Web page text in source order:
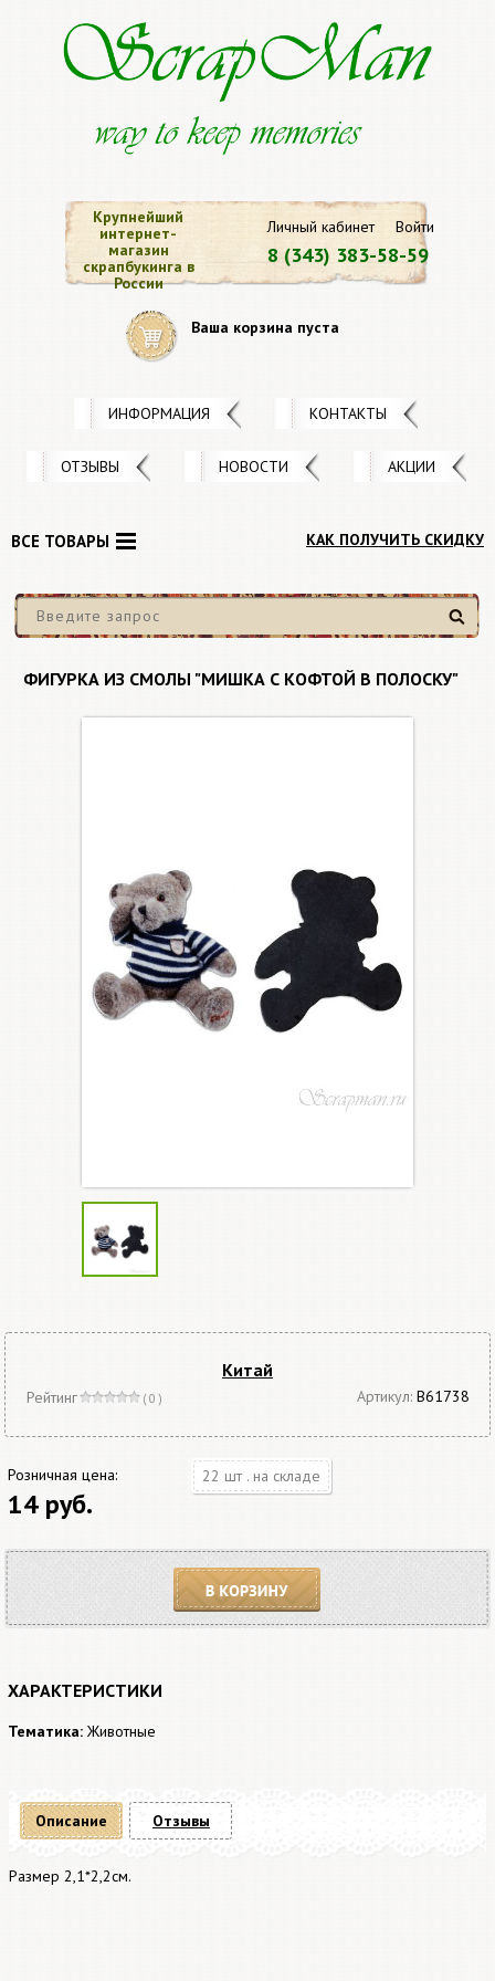
Личный кабинет Войти
8 (343) 383-58-59
Крупнейший
интернет-
магазин
скрапбукинга в
России
Ваша корзина пуста
ИНФОРМАЦИЯ КОНТАКТЫ
ОТЗЫВЫ НОВОСТИ АКЦИИ
КАК ПОЛУЧИТЬ СКИДКУ
Найти
ВСЕ ТОВАРЫ
ФИГУРКА ИЗ СМОЛЫ "МИШКА С КОФТОЙ В ПОЛОСКУ"
Китай
Рейтинг ( 0 ) Артикул: В61738
Розничная цена:
14 руб.
22 шт . на складе
В корзину
ХАРАКТЕРИСТИКИ
Тематика: Животные
Описание
Размер 2,1*2,2см.
Отзывы